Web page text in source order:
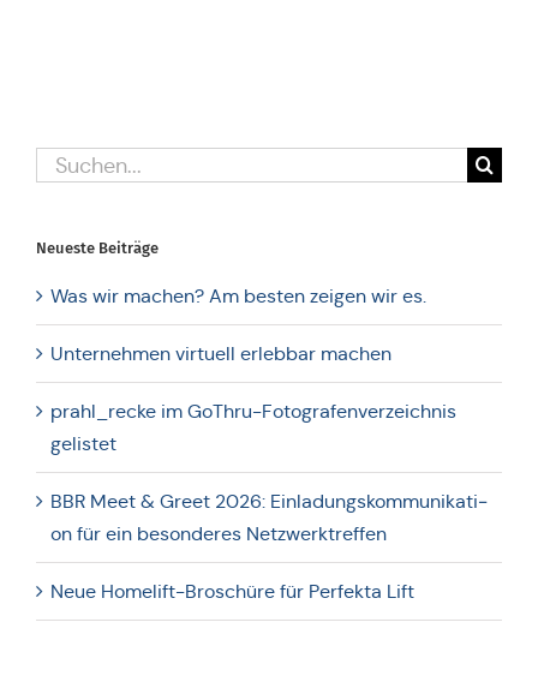
Suche
Neueste Bei­trä­ge
Was wir machen? Am besten zeigen wir es.
Unter­neh­men vir­tu­ell erleb­bar machen
prahl_recke im GoThru-Foto­gra­fen­ver­zeich­nis
gelistet
BBR Meet & Greet 2026: Ein­la­dungs­kom­mu­ni­ka­ti­
on für ein beson­de­res Netzwerktreffen
Neue Home­lift-Bro­schü­re für Per­fekta Lift